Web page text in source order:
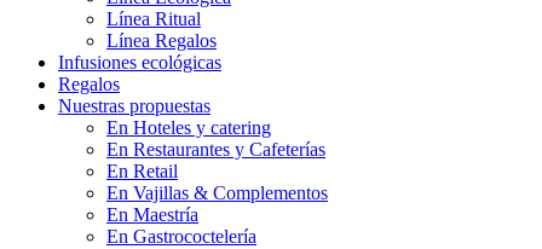
Línea Ritual
Línea Regalos
Infusiones ecológicas
Regalos
Nuestras propuestas
En Hoteles y catering
En Restaurantes y Cafeterías
En Retail
En Vajillas & Complementos
En Maestría
En Gastrococtelería